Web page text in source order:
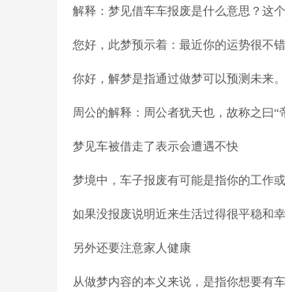
解释：梦见借车车报废是什么意思？这
您好，此梦预示着：最近你的运势很不错
你好，解梦是指通过做梦可以预测未来。
周公的解释：周公者犹天也，故称之曰
梦见车被借走了表示会遭遇不快
梦境中，车子报废有可能是指你的工作
如果没报废说明近来生活过得很平稳和幸
另外还要注意家人健康
从做梦内容的本义来说，是指你想要有车